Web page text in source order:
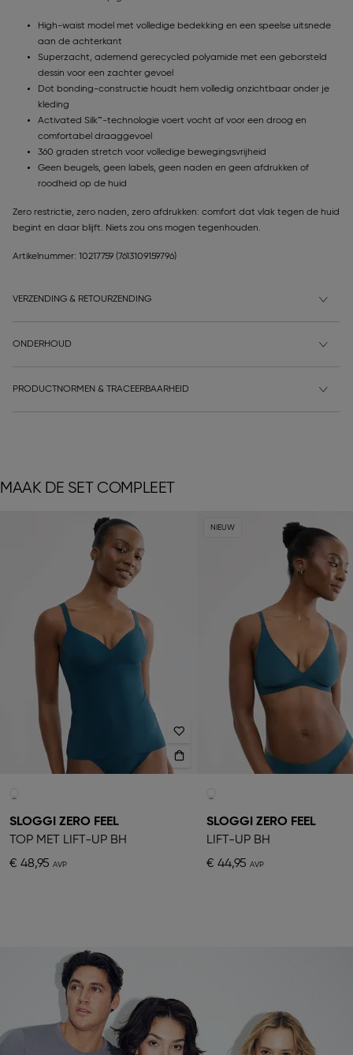
High-waist model met volledige bedekking en een speelse uitsnede
aan de achterkant
Superzacht, ademend gerecycled polyamide met een geborsteld
dessin voor een zachter gevoel
Dot bonding-constructie houdt hem volledig onzichtbaar onder je
kleding
Activated Silk™-technologie voert vocht af voor een droog en
comfortabel draaggevoel
360 graden stretch voor volledige bewegingsvrijheid
Geen beugels, geen labels, geen naden en geen afdrukken of
roodheid op de huid
Zero restrictie, zero naden, zero afdrukken: comfort dat vlak tegen de huid
begint en daar blijft. Niets zou ons mogen tegenhouden.
Artikelnummer: 10217759 (7613109159796)
VERZENDING & RETOURZENDING
ONDERHOUD
PRODUCTNORMEN & TRACEERBAARHEID
MAAK DE SET COMPLEET
SLOGGI ZERO FEEL
TOP MET LIFT-UP BH
€ 48,95
NIEUW
SLOGGI ZERO FEEL
LIFT-UP BH
€ 44,95